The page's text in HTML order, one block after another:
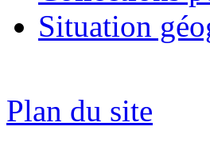
Situation
Plan du site